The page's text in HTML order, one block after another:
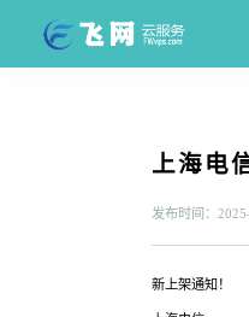
上海电
发布时间：
新上架通知！